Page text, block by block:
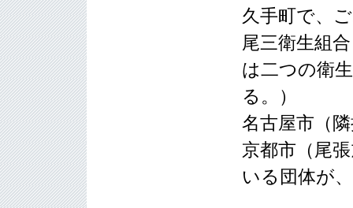
久手町で、
尾三衛生組
は二つの衛
る。）
名古屋市（
京都市（尾
いる団体が